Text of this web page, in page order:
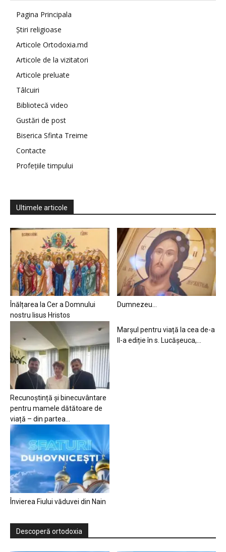
Pagina Principala
Știri religioase
Articole Ortodoxia.md
Articole de la vizitatori
Articole preluate
Tâlcuiri
Bibliotecă video
Gustări de post
Biserica Sfinta Treime
Contacte
Profețiile timpului
Ultimele articole
Înălțarea la Cer a Domnului
nostru Iisus Hristos
Dumnezeu…
Recunoștință și binecuvântare
pentru mamele dătătoare de
viață – din partea...
Marșul pentru viață la cea de-a
II-a ediție în s. Lucășeuca,...
Învierea Fiului văduvei din Nain
Descoperă ortodoxia